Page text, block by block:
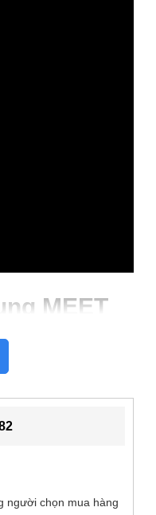
MEET
tiếp
cực,
dùng
người chọn mua hàng